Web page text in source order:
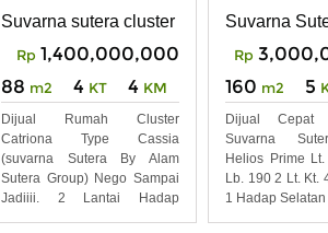
Suvarna sutera cluster catriona
Rp 1,400,000,000
88 m2 4 KT 4 KM
Dijual Rumah Cluster
Catriona Type Cassia
(suvarna Sutera By Alam
Sutera Group) Nego Sampai
Jadiiii. 2 Lantai Hadap
Suvarna
Rp
160 m2 5
Dijual Cepat
Suvarna
Helios Prime
Lb. 190 2 Lt. Kt.
1 Hadap Selatan